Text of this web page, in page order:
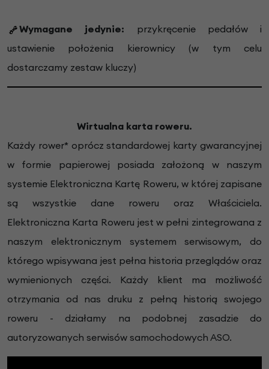
Wymagane jedynie: przykręcenie pedałów i
ustawienie położenia kierownicy (w tym celu
dostarczamy zestaw kluczy)
Wirtualna karta roweru.
Każdy rower* oprócz standardowej karty gwarancyjnej
w formie papierowej posiada założoną w naszym
systemie Elektroniczna Kartę Roweru, w której zapisane
są wszystkie dane roweru oraz Właściciela.
Elektroniczna Karta Roweru jest w pełni zintegrowana z
naszym elektronicznym systemem serwisowym, do
którego wpisywana jest pełna historia przeglądów oraz
wymienionych części. Każdy klient ma możliwość
otrzymania od nas druku z pełną historią swojego
roweru - działamy na podobnej zasadzie do
autoryzowanych serwisów samochodowych ASO.